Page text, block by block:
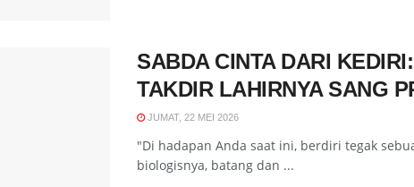
​SABDA CINTA DARI
TAKDIR LAHIRNYA SANG
JUMAT, 22 MEI 2026
"Di hadapan Anda saat ini, berdiri tegak
biologisnya, batang dan ...